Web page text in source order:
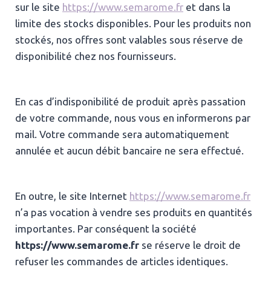
sur le site https://www.semarome.fr et dans la
limite des stocks disponibles. Pour les produits non
stockés, nos offres sont valables sous réserve de
disponibilité chez nos fournisseurs.
En cas d’indisponibilité de produit après passation
de votre commande, nous vous en informerons par
mail. Votre commande sera automatiquement
annulée et aucun débit bancaire ne sera effectué.
En outre, le site Internet https://www.semarome.fr
n’a pas vocation à vendre ses produits en quantités
importantes. Par conséquent la société
https://www.semarome.fr se réserve le droit de
refuser les commandes de articles identiques.